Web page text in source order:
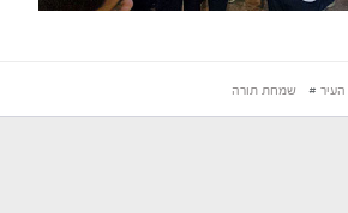
# שמחת תורה